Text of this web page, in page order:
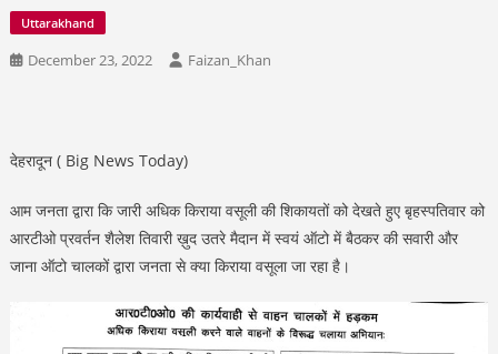
Uttarakhand
December 23, 2022 Faizan_Khan
देहरादून ( Big News Today)
आम जनता द्वारा कि जारी अधिक किराया वसूली की शिकायतों को देखते हुए बृहस्पतिवार को
आरटीओ प्रवर्तन शैलेश तिवारी ख़ुद उतरे मैदान में स्वयं ऑटो में बैठकर की सवारी और
जाना ऑटो चालकों द्वारा जनता से क्या किराया वसूला जा रहा है।